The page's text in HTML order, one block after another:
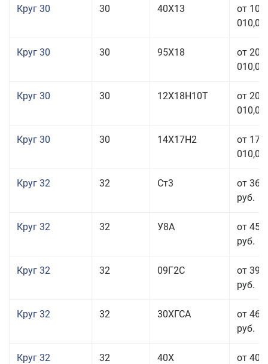
Круг 30 30 40Х13
от 101
010,00
Круг 30 30 95Х18
от 208
010,00
Круг 30 30 12Х18Н10Т
от 208
010,00
Круг 30 30 14Х17Н2
от 177
010,00
Круг 32 32 Ст3
от 36
руб.
Круг 32 32 У8А
от 45
руб.
Круг 32 32 09Г2С
от 39
руб.
Круг 32 32 30ХГСА
от 46
руб.
Круг 32 32 40Х
от 40